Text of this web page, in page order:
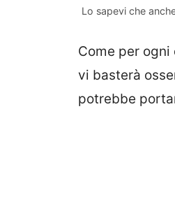
Lo sapevi che
Come per
vi basterà
potrebbe